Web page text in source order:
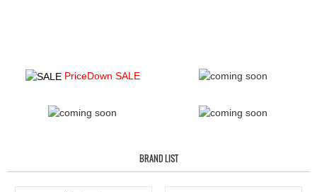
PriceDown SALE
BRAND LIST